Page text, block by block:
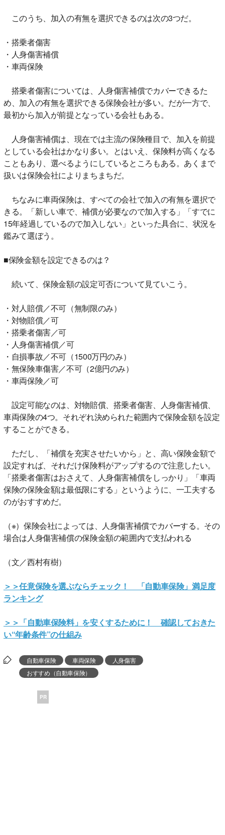
このうち、加入の有無を選択できるのは次の3つだ。
・搭乗者傷害
・人身傷害補償
・車両保険
搭乗者傷害については、人身傷害補償でカバーできるた
め、加入の有無を選択できる保険会社が多い。だが一方で、
最初から加入が前提となっている会社もある。
人身傷害補償は、現在では主流の保険種目で、加入を前提
としている会社はかなり多い。とはいえ、保険料が高くなる
こともあり、選べるようにしているところもある。あくまで
扱いは保険会社によりまちまちだ。
ちなみに車両保険は、すべての会社で加入の有無を選択で
きる。「新しい車で、補償が必要なので加入する」「すでに
15年経過しているので加入しない」といった具合に、状況を
鑑みて選ぼう。
■保険金額を設定できるのは？
続いて、保険金額の設定可否について見ていこう。
・対人賠償／不可（無制限のみ）
・対物賠償／可
・搭乗者傷害／可
・人身傷害補償／可
・自損事故／不可（1500万円のみ）
・無保険車傷害／不可（2億円のみ）
・車両保険／可
設定可能なのは、対物賠償、搭乗者傷害、人身傷害補償、
車両保険の4つ。それぞれ決められた範囲内で保険金額を設定
することができる。
ただし、「補償を充実させたいから」と、高い保険金額で
設定すれば、それだけ保険料がアップするので注意したい。
「搭乗者傷害はおさえて、人身傷害補償をしっかり」「車両
保険の保険金額は最低限にする」というように、一工夫する
のがおすすめだ。
（※）保険会社によっては、人身傷害補償でカバーする。その
場合は人身傷害補償の保険金額の範囲内で支払われる
（文／西村有樹）
＞＞任意保険を選ぶならチェック！ 「自動車保険」満足度
ランキング
＞＞「自動車保険料」を安くするために！ 確認しておきた
い“年齢条件”の仕組み
自動車保険 車両保険
人身傷害
おすすめ（自動車保険）
PR